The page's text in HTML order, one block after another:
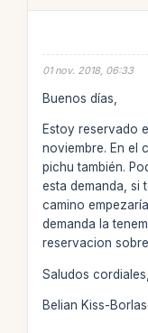
01 nov. 2018, 06:33
Buenos días,
Estoy reservado
noviembre. En el
pichu también.
esta demanda, si
camino
demanda la
reservacion
Saludos cordiales,
Belian Kiss-